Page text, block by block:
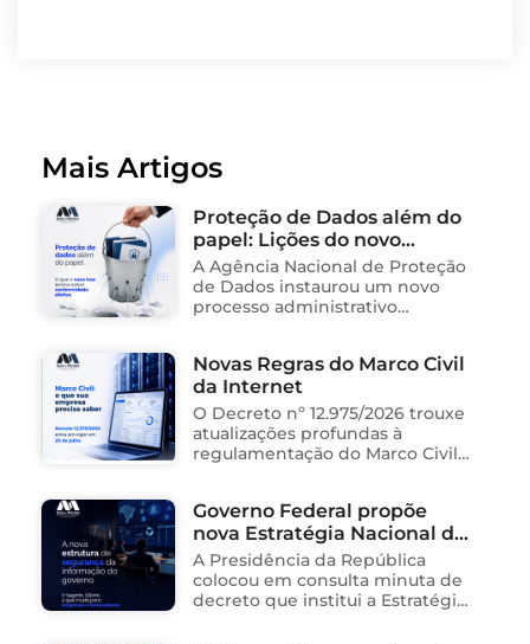
Mais Artigos
Proteção de Dados além do
papel: Lições do novo
processo sancionador da
ANPD
A Agência Nacional de Proteção
de Dados instaurou um novo
processo administrativo
organização social responsável
pela gestão de unidades
públicas de saúde …
Novas Regras do Marco Civil
da Internet
O Decreto nº 12.975/2026 trouxe
atualizações profundas à
regulamentação do Marco Civil
operações de empresas de
tecnologia no Brasil. Para ajudar
na …
Governo Federal propõe
nova Estratégia Nacional de
Segurança da Informação e
cria sistema integrado de
governança para órgãos
A Presidência da República
colocou em consulta minuta de
decreto que institui a Estratégia